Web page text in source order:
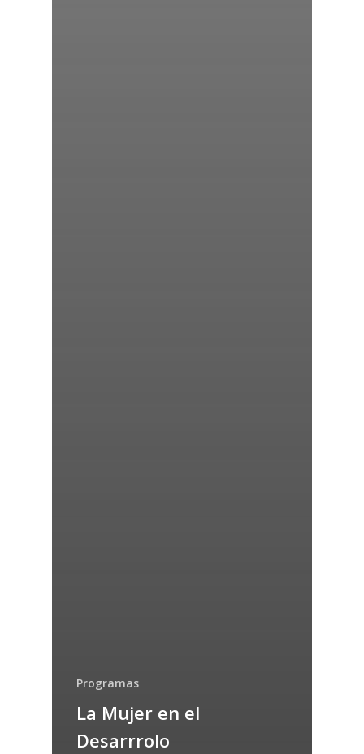
Programas
La Mujer en el
Desarrrolo